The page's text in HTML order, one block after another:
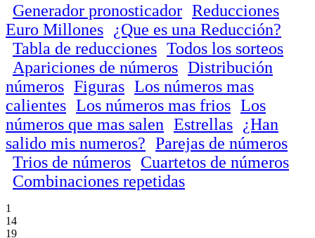
Generador pronosticador Reducciones
Euro Millones
¿Que es una Reducción?
Tabla de reducciones Todos los sorteos
Apariciones de números Distribución
números Figuras Los números mas
calientes Los números mas frios Los
números que mas salen Estrellas
¿Han
salido mis numeros? Parejas de números
Trios de números Cuartetos de números
Combinaciones repetidas
1
14
19